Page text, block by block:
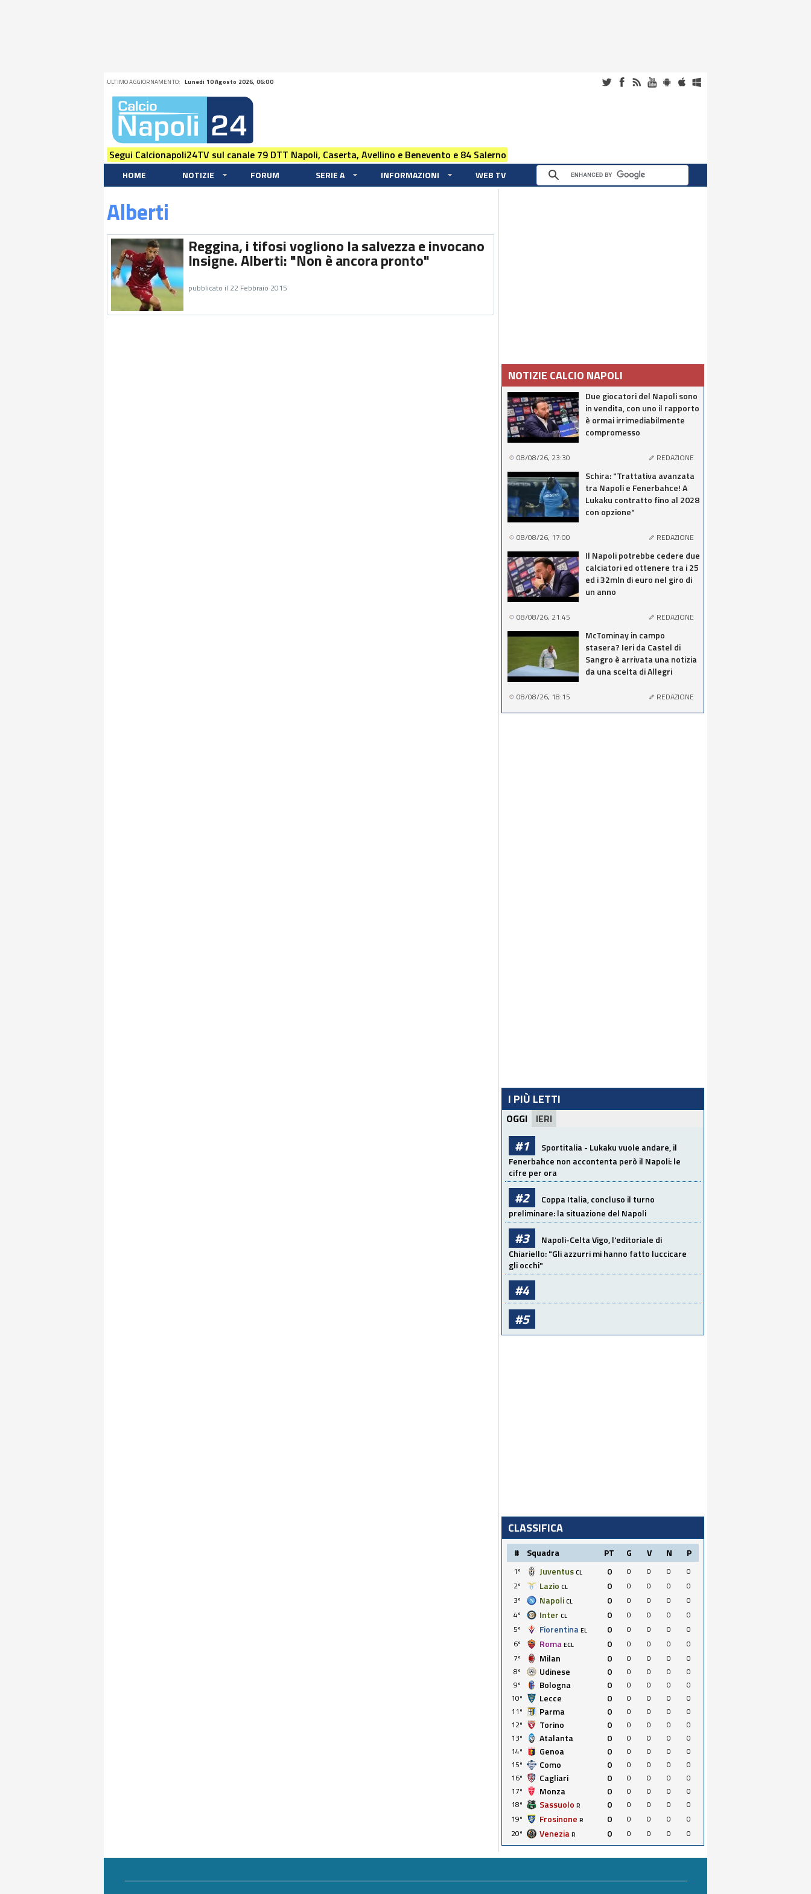
ULTIMO AGGIORNAMENTO: Lunedi 10 Agosto 2026, 06:00
Segui Calcionapoli24TV sul canale 79 DTT Napoli, Caserta, Avellino e Benevento e 84 Salerno
HOME NOTIZIE FORUM SERIE A INFORMAZIONI WEB TV
Alberti
Reggina, i tifosi vogliono la salvezza e invocano
Insigne. Alberti: "Non è ancora pronto"
pubblicato il 22 Febbraio 2015
NOTIZIE CALCIO NAPOLI
Due giocatori del Napoli sono
in vendita, con uno il rapporto
è ormai irrimediabilmente
compromesso
08/08/26, 23:30 REDAZIONE
Schira: "Trattativa avanzata
tra Napoli e Fenerbahce! A
Lukaku contratto fino al 2028
con opzione"
08/08/26, 17:00 REDAZIONE
Il Napoli potrebbe cedere due
calciatori ed ottenere tra i 25
ed i 32mln di euro nel giro di
un anno
08/08/26, 21:45 REDAZIONE
McTominay in campo
stasera? Ieri da Castel di
Sangro è arrivata una notizia
da una scelta di Allegri
08/08/26, 18:15 REDAZIONE
I PIÙ LETTI
OGGI IERI
#1 Sportitalia - Lukaku vuole andare, il
Fenerbahce non accontenta però il Napoli: le
cifre per ora
#2 Coppa Italia, concluso il turno
preliminare: la situazione del Napoli
#3 Napoli-Celta Vigo, l'editoriale di
Chiariello: "Gli azzurri mi hanno fatto luccicare
gli occhi"
#4
#5
CLASSIFICA
# Squadra PT G V N P
1º Juventus CL 0 0 0 0
0
2º
Lazio CL 0 0 0 0
0
3º
Napoli CL 0 0 0 0
0
4º
Inter CL 0 0 0 0
0
5º
Fiorentina EL 0 0 0 0
0
6º
Roma ECL 0 0 0 0
0
7º
Milan 0 0 0 0
0
8º
Udinese 0 0 0 0
0
9º
Bologna 0 0 0 0
0
10º
Lecce 0 0 0 0
0
11º
Parma 0 0 0 0
0
12º
Torino 0 0 0 0
0
13º
Atalanta 0 0 0 0
0
14º
Genoa 0 0 0 0
0
15º
Como 0 0 0 0
0
16º
Cagliari 0 0 0 0
0
17º
Monza 0 0 0 0
0
18º
Sassuolo R 0 0 0 0
0
19º
Frosinone R 0 0 0 0
0
20º
Venezia R 0 0 0 0 0